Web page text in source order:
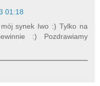
01:18
mój synek Iwo :) Tylko na
:) Pozdrawiamy